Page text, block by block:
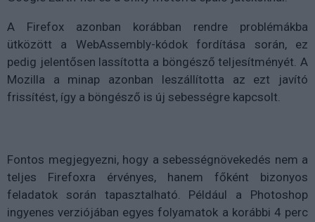
A Firefox azonban korábban rendre problémákba
ütközött a WebAssembly-kódok fordítása során, ez
pedig jelentősen lassította a böngésző teljesítményét. A
Mozilla a minap azonban leszállította az ezt javító
frissítést, így a böngésző is új sebességre kapcsolt.
Fontos megjegyezni, hogy a sebességnövekedés nem a
teljes Firefoxra érvényes, hanem főként bizonyos
feladatok során tapasztalható. Például a Photoshop
ingyenes verziójában egyes folyamatok a korábbi 4 perc